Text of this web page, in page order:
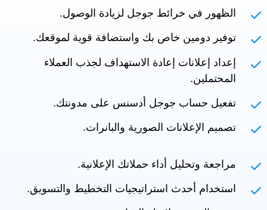
الظهور في خرائط جوجل لزيادة الوصول.
توفير دومين خاص بك واستضافة قوية لموقعك.
إعداد إعلانات إعادة الاستهداف لجذب العملاء
المحتملين.
تفعيل حساب جوجل أدسنس على مدونتك.
تصميم الإعلانات الصورية والبانرات.
مراجعة وتحليل أداء حملاتك الإعلانية.
استخدام أحدث استراتيجيات التخطيط والتسويق.